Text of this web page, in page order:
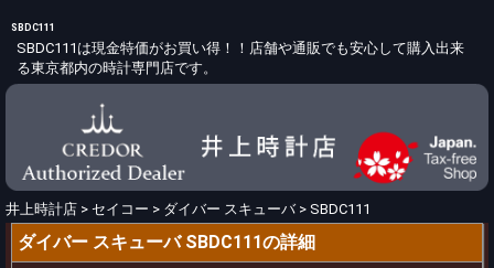
SBDC111
SBDC111は現金特価がお買い得！！店舗や通販でも安心して購入出来
る東京都内の時計専門店です。
井上時計店 > セイコー > ダイバー スキューバ> SBDC111
ダイバー スキューバ SBDC111の詳細